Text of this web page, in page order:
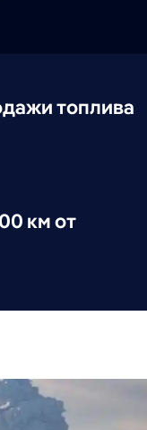
топлива
км от